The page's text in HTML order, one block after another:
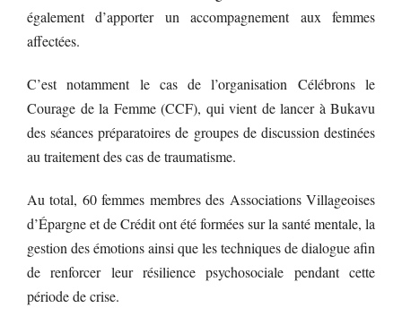
également d’apporter un accompagnement aux femmes
affectées.
C’est notamment le cas de l’organisation Célébrons le
Courage de la Femme (CCF), qui vient de lancer à Bukavu
des séances préparatoires de groupes de discussion destinées
au traitement des cas de traumatisme.
Au total, 60 femmes membres des Associations Villageoises
d’Épargne et de Crédit ont été formées sur la santé mentale, la
gestion des émotions ainsi que les techniques de dialogue afin
de renforcer leur résilience psychosociale pendant cette
période de crise.